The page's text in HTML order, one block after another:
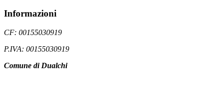
Informazioni
CF: 00155030919
P.IVA: 00155030919
Comune di Dualchi